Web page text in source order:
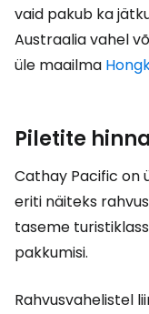
vaid pakub ka
Austraalia vahel
üle maailma
Piletite
Cathay Pacific on
eriti näiteks
taseme
pakkumisi.
Rahvusvahelistel